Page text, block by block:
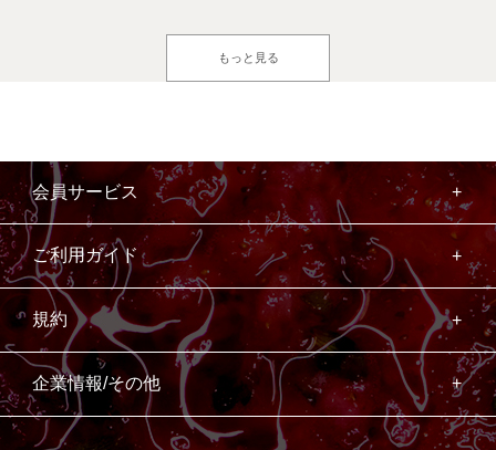
もっと見る
会員サービス
ご利用ガイド
規約
企業情報/その他